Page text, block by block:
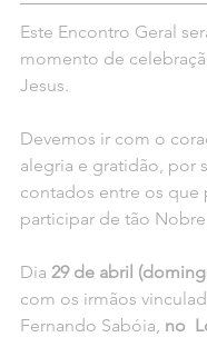
Este Encontro Geral
momento de
Jesus.
Devemos ir com o
alegria e gratidão, por
contados entre os que
participar de tão
Dia 29 de abril
com os irmãos
Fernando Sabóia, no